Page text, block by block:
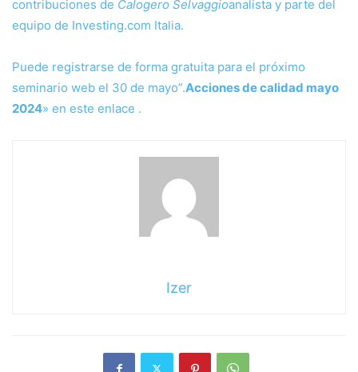
contribuciones de Calogero Selvaggioanalista y parte del
equipo de Investing.com Italia.
Puede registrarse de forma gratuita para el próximo
seminario web el 30 de mayo”.Acciones de calidad mayo
2024» en este enlace .
Izer